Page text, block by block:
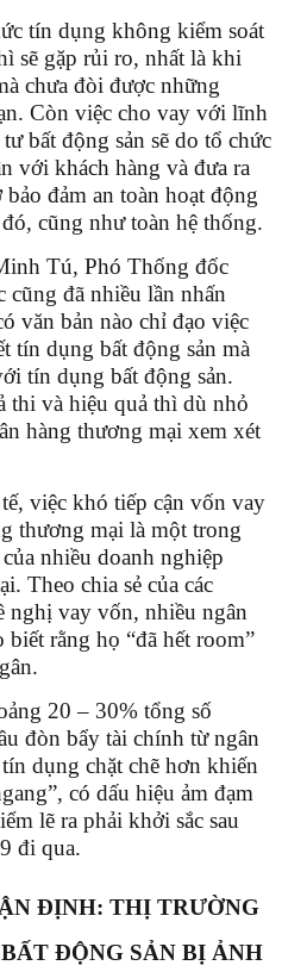
tín dụng không kiểm soát
sẽ gặp rủi ro, nhất là khi
chưa đòi được những
Còn việc cho vay với lĩnh
bất động sản sẽ do tổ chức
với khách hàng và đưa ra
đảm an toàn hoạt động
cũng như toàn hệ thống.
Tú, Phó Thống đốc
cũng đã nhiều lần nhấn
văn bản nào chỉ đạo việc
tín dụng bất động sản mà
tín dụng bất động sản.
thi và hiệu quả thì dù nhỏ
hàng thương mại xem xét
việc khó tiếp cận vốn vay
thương mại là một trong
nhiều doanh nghiệp
Theo chia sẻ của các
nghị vay vốn, nhiều ngân
rằng họ “đã hết room”
20 – 30% tổng số
đòn bẩy tài chính từ ngân
dụng chặt chẽ hơn khiến
có dấu hiệu ảm đạm
lẽ ra phải khởi sắc sau
đi qua.
ĐỊNH: THỊ TRƯỜNG
ĐỘNG SẢN BỊ ẢNH